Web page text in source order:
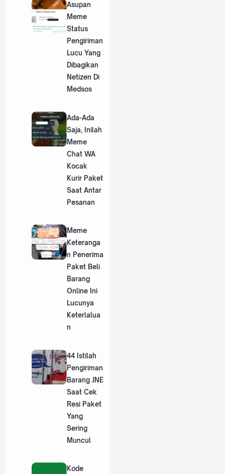
Asupan
Meme
Status
Pengiriman
Lucu Yang
Dibagikan
Netizen Di
Medsos
Ada-Ada
Saja, Inilah
Meme
Chat WA
Kocak
Kurir Paket
Saat Antar
Pesanan
Meme
Keteranga
n Penerima
Paket Beli
Barang
Online Ini
Lucunya
Keterlalua
n
44 Istilah
Pengiriman
Barang JNE
Saat Cek
Resi Paket
Yang
Sering
Muncul
Kode